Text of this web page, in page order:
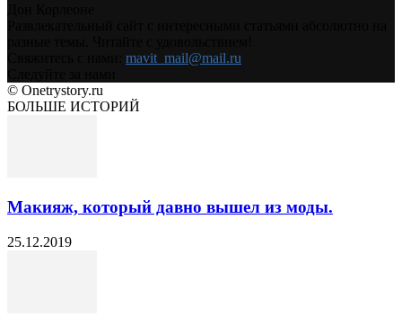
mavit_mail@mail.ru
© Onetrystory.ru
БОЛЬШЕ ИСТОРИЙ
Макияж, который давно вышел из моды.
25.12.2019